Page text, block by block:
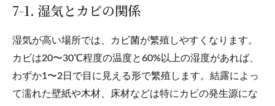
7-1. 湿気とカビの関係
湿気が高い場所では、カビ菌が繁殖しやすくなります。
カビは20〜30℃程度の温度と60%以上の湿度があれば、
わずか1〜2日で目に見える形で繁殖します。結露によっ
て濡れた壁紙や木材、床材などは特にカビの発生源にな